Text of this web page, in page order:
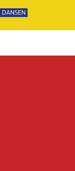
DANSEN